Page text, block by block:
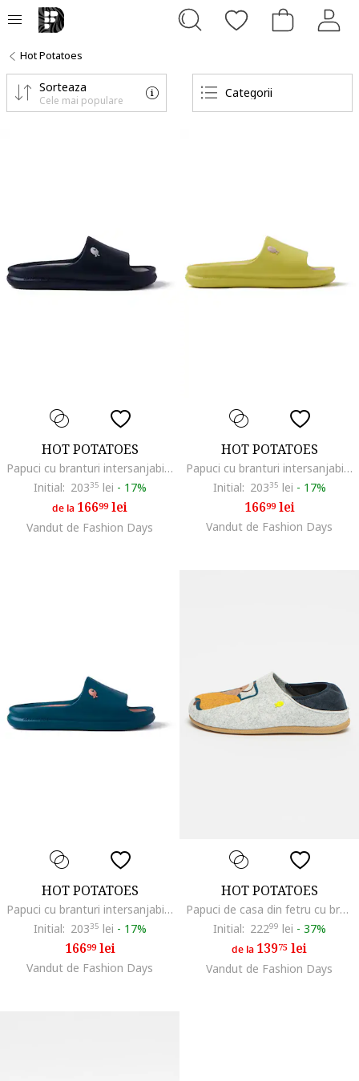
Hot Potatoes
Categorii
Sorteaza
Cele mai populare
HOT POTATOES
Papuci cu branturi intersanjabile Gill Slide, Negru
Initial: 20335 lei - 17%
de la 16699lei
Vandut de Fashion Days
HOT POTATOES
Papuci cu branturi intersanjabile Gill Slide, Galben
Initial: 20335 lei - 17%
16699lei
Vandut de Fashion Days
HOT POTATOES
Papuci cu branturi intersanjabile Gill Slide, Albastru petrol
Initial: 20335 lei - 17%
16699lei
Vandut de Fashion Days
HOT POTATOES
Papuci de casa din fetru cu branturi detasabile, Gri/Bleumarin
Initial: 22299 lei - 37%
de la 13975 lei
Vandut de Fashion Days